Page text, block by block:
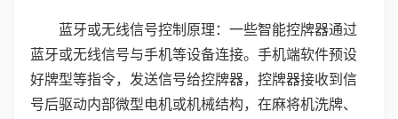
蓝牙或无线信号控制原理：一些智能控牌器通过
蓝牙或无线信号与手机等设备连接。手机端软件预设
好牌型等指令，发送信号给控牌器，控牌器接收到信
号后驱动内部微型电机或机械结构，在麻将机洗牌、